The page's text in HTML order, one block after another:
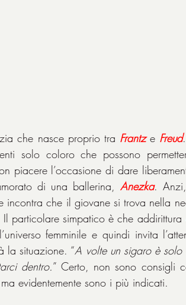
che nasce proprio tra Frantz e Freud
solo coloro che possono
piacere l’occasione di dare
di una ballerina, Anezka.
incontra che il giovane si trova nella
particolare simpatico è che addirittura
femminile e quindi invita
la situazione. “A volte un sigaro è solo
dentro.” Certo, non sono consigli
evidentemente sono i più indicati.